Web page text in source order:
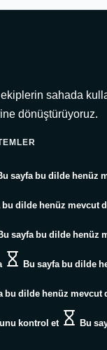
ekiplerin sahada
dönüştürüyoruz.
sayfa bu dilde henüz
bu dilde henüz mevcut
sayfa bu dilde henüz
Bu sayfa bu dilde
bu dilde henüz mevcut
kontrol et
Bu